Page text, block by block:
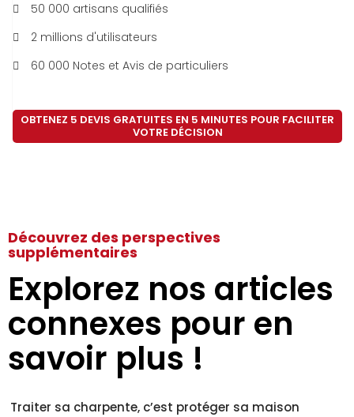
50 000 artisans qualifiés
2 millions d'utilisateurs
60 000 Notes et Avis de particuliers
OBTENEZ 5 DEVIS GRATUITES EN 5 MINUTES POUR FACILITER
VOTRE DÉCISION
Découvrez des perspectives
supplémentaires
Explorez nos articles
connexes pour en
savoir plus !
Traiter sa charpente, c’est protéger sa maison